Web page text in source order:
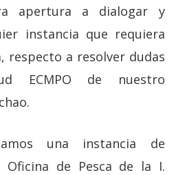
apertura a dialogar y
instancia que requiera
respecto a resolver dudas
ECMPO de nuestro
una instancia de
de Pesca de la I.